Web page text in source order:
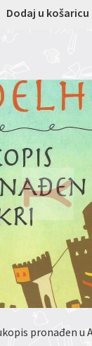
Dodaj u košaricu
pronađen u